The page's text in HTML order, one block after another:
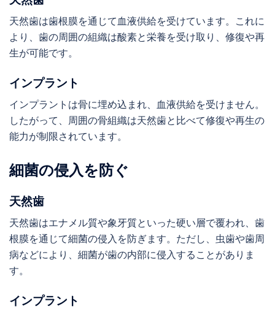
天然歯は歯根膜を通じて血液供給を受けています。これに
より、歯の周囲の組織は酸素と栄養を受け取り、修復や再
生が可能です。
インプラント
インプラントは骨に埋め込まれ、血液供給を受けません。
したがって、周囲の骨組織は天然歯と比べて修復や再生の
能力が制限されています。
細菌の侵入を防ぐ
天然歯
天然歯はエナメル質や象牙質といった硬い層で覆われ、歯
根膜を通じて細菌の侵入を防ぎます。ただし、虫歯や歯周
病などにより、細菌が歯の内部に侵入することがありま
す。
インプラント